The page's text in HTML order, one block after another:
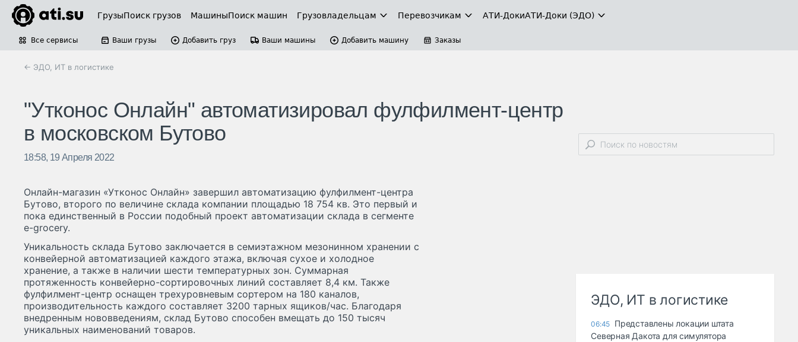
ГрузыПоиск грузов МашиныПоиск машин Грузовладельцам Перевозчикам АТИ-ДокиАТИ-Доки (ЭДО)
Все сервисы Ваши грузы Добавить груз Ваши машины Добавить машину Заказы
← ЭДО, ИТ в логистике
"Утконос Онлайн" автоматизировал фулфилмент-центр
в московском Бутово
18:58, 19 Апреля 2022
Онлайн-магазин «Утконос Онлайн» завершил автоматизацию фулфилмент-центра
Бутово, второго по величине склада компании площадью 18 754 кв. Это первый и
пока единственный в России подобный проект автоматизации склада в сегменте
e-grocery.
Уникальность склада Бутово заключается в семиэтажном мезонинном хранении с
конвейерной автоматизацией каждого этажа, включая сухое и холодное
хранение, а также в наличии шести температурных зон. Суммарная
протяженность конвейерно-сортировочных линий составляет 8,4 км. Также
фулфилмент-центр оснащен трехуровневым сортером на 180 каналов,
производительность каждого составляет 3200 тарных ящиков/час. Благодаря
внедренным нововведениям, склад Бутово способен вмещать до 150 тысяч
уникальных наименований товаров.
ЭДО, ИТ в логистике
06:45 Представлены локации штата
Северная Дакота для симулятора